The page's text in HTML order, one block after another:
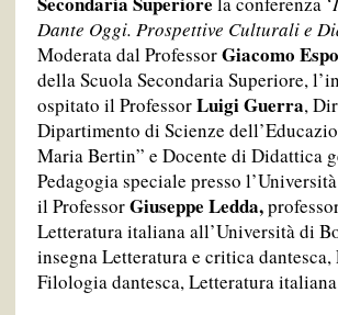
Dante Oggi. Prospettive Culturali e
Moderata dal ProfessorGiacomo
della Scuola Secondaria Superiore,
ospitato il ProfessorLuigi Guerra,
Dipartimento di Scienze
Maria Bertin” e Docente di Didattica
Pedagogia speciale presso
il ProfessorGiuseppe Ledda,
Letteratura italiana all’Università di
insegna Letteratura e critica dantesca,
Filologia dantesca, Letteratura